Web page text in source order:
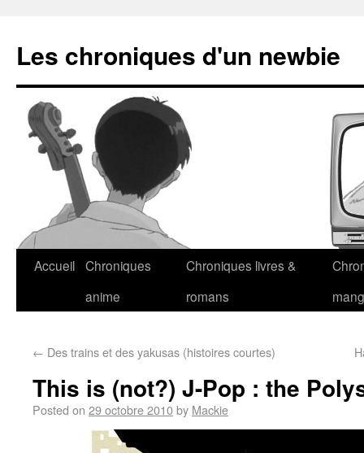
Les chroniques d'un newbie
Accueil Chroniques
anime
Chroniques livres &
romans
← Des trains et des yakusas (histoires courtes)
This is (not?) J-Pop : the
Posted on 29 octobre 2010by Mackie